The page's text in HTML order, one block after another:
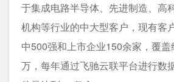
于集成电路半导体、先进制造、高
机构等行业的中大型客户，现有客
中500强和上市企业150余家，覆
万，每年通过飞驰云联平台进行数